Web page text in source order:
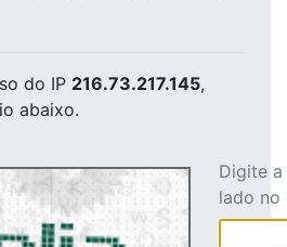
do IP 216.73.217.145,
abaixo.
Digite
lado no